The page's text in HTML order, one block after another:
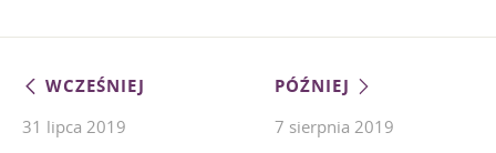
WCZEŚNIEJ
31 lipca 2019
PÓŹNIEJ
7 sierpnia 2019